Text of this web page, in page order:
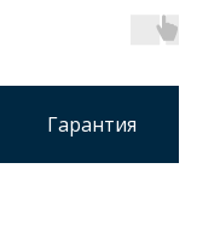
Гарантия